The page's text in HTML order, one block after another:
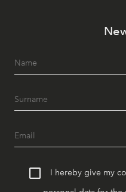
I hereby give my